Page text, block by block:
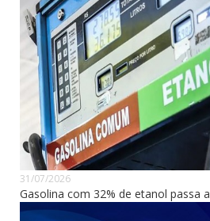
31/07/2026
Gasolina com 32% de etanol passa